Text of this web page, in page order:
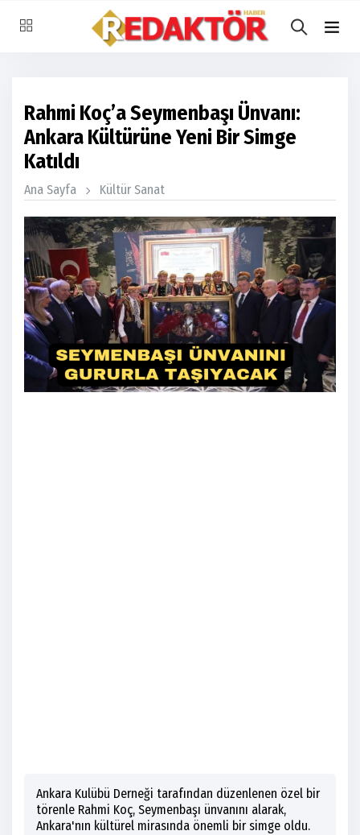
Rahmi Koç’a Seymenbaşı Ünvanı:
Ankara Kültürüne Yeni Bir Simge
Katıldı
Ana Sayfa Kültür Sanat
Ankara Kulübü Derneği tarafından düzenlenen özel bir
törenle Rahmi Koç, Seymenbaşı ünvanını alarak,
Ankara'nın kültürel mirasında önemli bir simge oldu.